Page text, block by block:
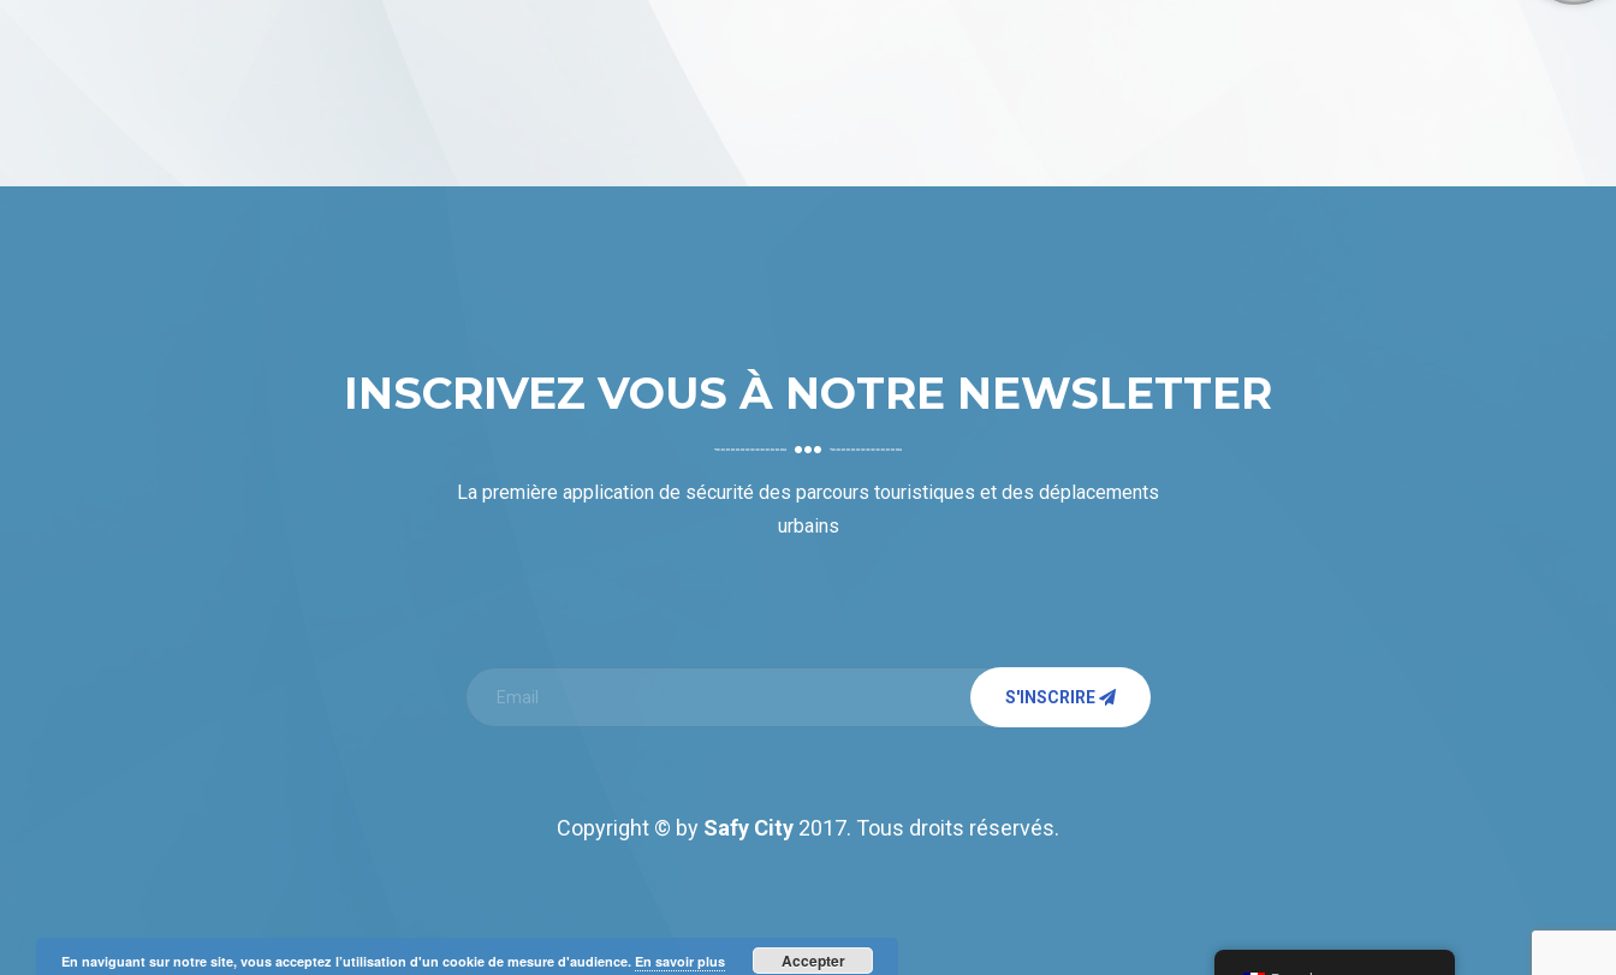
INSCRIVEZ VOUS À NOTRE NEWSLETTER
La première application de sécurité des parcours touristiques et des déplacements
urbains
S'INSCRIRE
Copyright © by Safy City 2017. Tous droits réservés.
En naviguant sur notre site, vous acceptez l’utilisation d'un cookie de mesure d'audience. En savoir plus Accepter